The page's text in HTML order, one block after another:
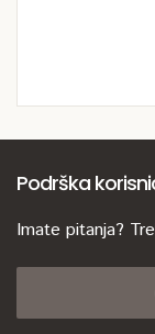
Podrška
Imate pitanja?